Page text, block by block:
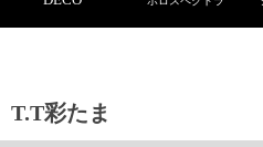
T.T彩たま